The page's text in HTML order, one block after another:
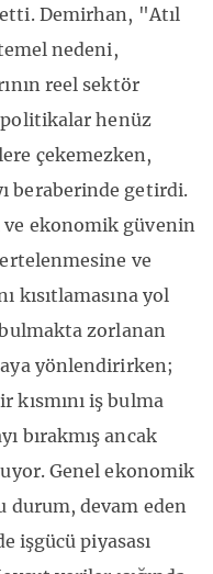
Demirhan, "Atıl
nedeni,
reel sektör
politikalar henüz
çekemezken,
beraberinde getirdi.
ekonomik güvenin
ertelenmesine ve
kısıtlamasına yol
zorlanan
yönlendirirken;
iş bulma
bırakmış ancak
Genel ekonomik
durum, devam eden
işgücü piyasası